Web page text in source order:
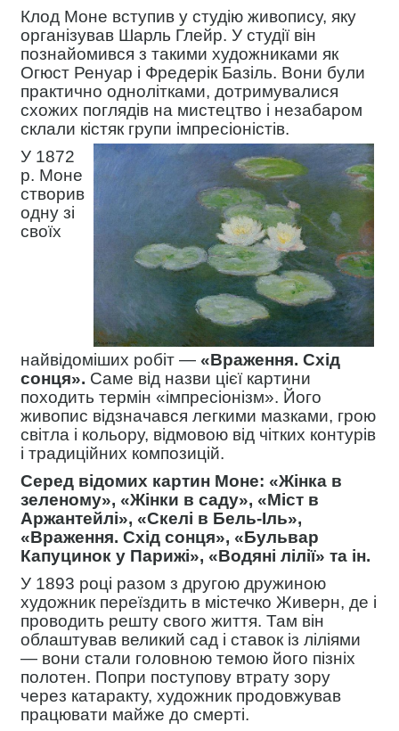
Клод Моне вступив у студію живопису, яку
організував Шарль Глейр. У студії він
познайомився з такими художниками як
Огюст Ренуар і Фредерік Базіль. Вони були
практично однолітками, дотримувалися
схожих поглядів на мистецтво і незабаром
склали кістяк групи імпресіоністів.
У 1872
р. Моне
створив
одну зі
своїх
найвідоміших робіт —«Враження. Схід
сонця». Саме від назви цієї картини
походить термін «імпресіонізм». Його
живопис відзначався легкими мазками, грою
світла і кольору, відмовою від чітких контурів
і традиційних композицій.
Серед відомих картин Моне: «Жінка в
зеленому», «Жінки в саду», «Міст в
Аржантейлі», «Скелі в Бель-Іль»,
«Враження. Схід cонця», «Бульвар
Капуцинок у Парижі», «Водяні лілії» та ін.
У 1893 році разом з другою дружиною
художник переїздить в містечко Живерн, де і
проводить решту свого життя. Там він
облаштував великий сад і ставок із ліліями
— вони стали головною темою його пізніх
полотен. Попри поступову втрату зору
через катаракту, художник продовжував
працювати майже до смерті.